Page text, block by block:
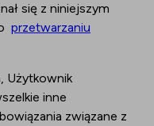
się z niniejszym
przetwarzaniu
Użytkownik
inne
związane z